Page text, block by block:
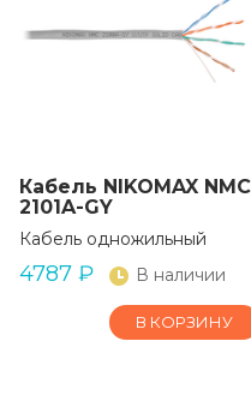
Кабель NIKOMAX NMC
2101A-GY
Кабель одножильный
4787 ₽ В наличии
В КОРЗИНУ